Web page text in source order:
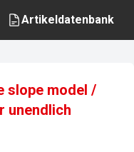
Artikeldatenbank
slope model /
unendlich